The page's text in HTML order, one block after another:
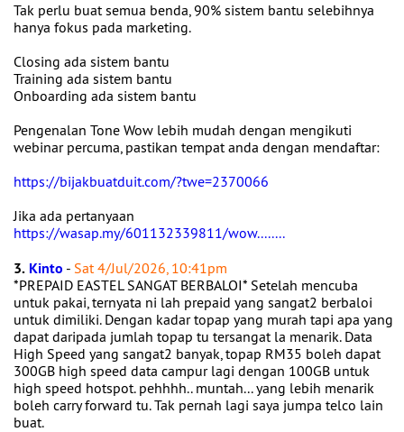
Tak perlu buat semua benda, 90% sistem bantu selebihnya
hanya fokus pada marketing.
Closing ada sistem bantu
Training ada sistem bantu
Onboarding ada sistem bantu
Pengenalan Tone Wow lebih mudah dengan mengikuti
webinar percuma, pastikan tempat anda dengan mendaftar:
https://bijakbuatduit.com/?twe=2370066
Jika ada pertanyaan
https://wasap.my/601132339811/wow........
3. Kinto - Sat 4/Jul/2026, 10:41pm
*PREPAID EASTEL SANGAT BERBALOI* Setelah mencuba
untuk pakai, ternyata ni lah prepaid yang sangat2 berbaloi
untuk dimiliki. Dengan kadar topap yang murah tapi apa yang
dapat daripada jumlah topap tu tersangat la menarik. Data
High Speed yang sangat2 banyak, topap RM35 boleh dapat
300GB high speed data campur lagi dengan 100GB untuk
high speed hotspot. pehhhh.. muntah... yang lebih menarik
boleh carry forward tu. Tak pernah lagi saya jumpa telco lain
buat.